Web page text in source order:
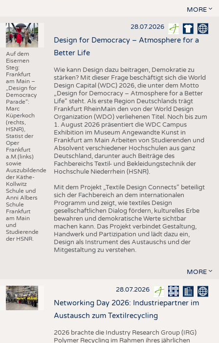
MORE
Auf dem
Eisernen
Steg:
Frankfurt
am Main –
„Design for
Democracy
Parade“:
Marc
Küperkoch
(rechts,
HSNR),
Statist der
Oper
Frankfurt
a.M.(links)
sowie
Auszubildende
der Käthe-
Kollwitz
Schule und
Anni Albers
Schule
Frankfurt
am Main
und
Studierende
der HSNR.
28.07.2026
Design for Democracy – Atmosphere for a
Better Life
Wie kann Design dazu beitragen, Demokratie zu
stärken? Mit dieser Frage beschäftigt sich die World
Design Capital (WDC) 2026, die unter dem Motto
„Design for Democracy – Atmosphere for a Better
Life“ steht. Als erste Region Deutschlands trägt
Frankfurt RheinMain den von der World Design
Organization (WDO) verliehenen Titel. Noch bis zum
1. August 2026 präsentiert die WDC Campus
Exhibition im Museum Angewandte Kunst in
Frankfurt am Main Arbeiten von Studierenden und
Absolvent verschiedener Hochschulen aus ganz
Deutschland, darunter auch Beiträge des
Fachbereichs Textil- und Bekleidungstechnik der
Hochschule Niederrhein (HSNR).
Mit dem Projekt „Textile Design Connects“ beteiligt
sich der Fachbereich an dem internationalen
Programm und zeigt, wie textiles Design
gesellschaftlichen Dialog fördern, kulturelles Erbe
bewahren und demokratische Werte sichtbar
machen kann. Das Projekt verbindet Gestaltung,
Handwerk und Partizipation und lädt dazu ein,
Design als Instrument des Austauschs und der
Mitgestaltung zu verstehen.
MORE
28.07.2026
Networking Day 2026: Industriepartner im
Austausch zum Textilrecycling
2026 brachte die Industry Research Group (IRG)
Polymer Recycling im Rahmen ihres jährlichen